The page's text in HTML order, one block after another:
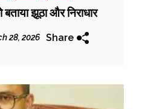
झूठा और निराधार
28, 2026 Share